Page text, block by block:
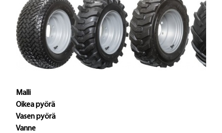
Malli
Oikea pyörä
Vasen pyörä
Vanne